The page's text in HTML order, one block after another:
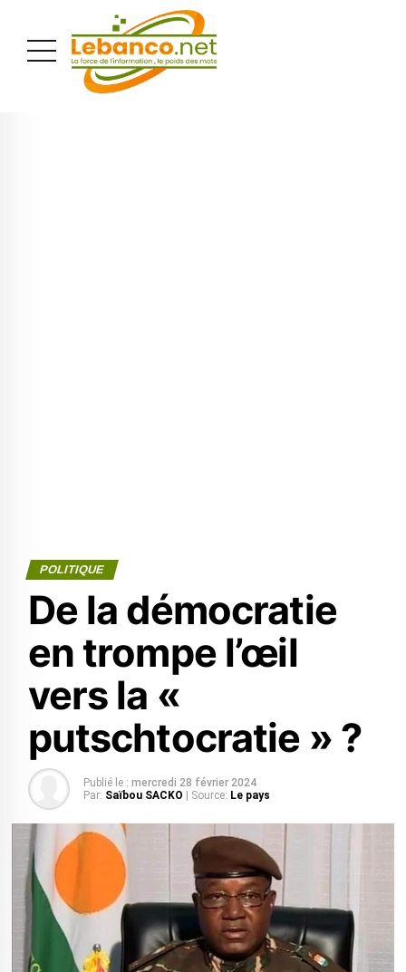
POLITIQUE
De la démocratie
en trompe l’œil
vers la «
putschtocratie » ?
Publié le : mercredi 28 février 2024
Par: Saïbou SACKO | Source: Le pays